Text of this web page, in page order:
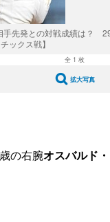
手先発との対戦成績は？
ックス戦】
全 1 枚
拡大写真
の右腕オスバルド